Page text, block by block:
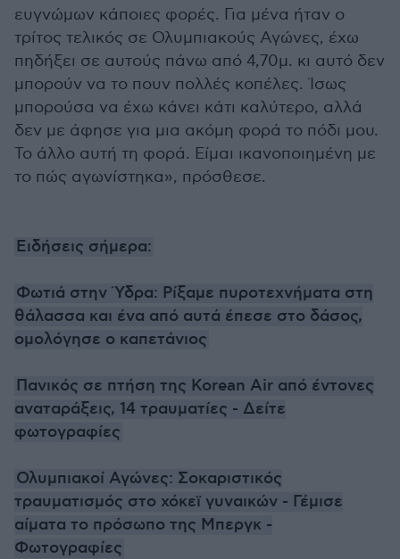
ευγνώμων κάποιες φορές. Για μένα ήταν ο
τρίτος τελικός σε Ολυμπιακούς Αγώνες, έχω
πηδήξει σε αυτούς πάνω από 4,70μ. κι αυτό δεν
μπορούν να το πουν πολλές κοπέλες. Ίσως
μπορούσα να έχω κάνει κάτι καλύτερο, αλλά
δεν με άφησε για μια ακόμη φορά το πόδι μου.
Το άλλο αυτή τη φορά. Είμαι ικανοποιημένη με
το πώς αγωνίστηκα», πρόσθεσε.
Ειδήσεις σήμερα:
Φωτιά στην Ύδρα: Ρίξαμε πυροτεχνήματα στη
θάλασσα και ένα από αυτά έπεσε στο δάσος,
ομολόγησε ο καπετάνιος
Πανικός σε πτήση της Korean Air από έντονες
αναταράξεις, 14 τραυματίες - Δείτε
φωτογραφίες
Ολυμπιακοί Αγώνες: Σοκαριστικός
τραυματισμός στο χόκεϊ γυναικών - Γέμισε
αίματα το πρόσωπο της Μπεργκ -
Φωτογραφίες